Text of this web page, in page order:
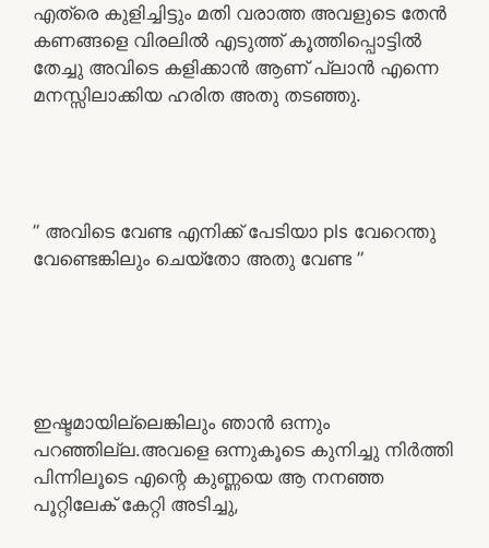
എത്രെ കുളിച്ചിട്ടും മതി വരാത്ത അവളുടെ തേൻ
കണങ്ങളെ വിരലിൽ എടുത്ത് കൂത്തിപ്പൊട്ടിൽ
തേച്ചു അവിടെ കളിക്കാൻ ആണ് പ്ലാൻ എന്നെ
മനസ്സിലാക്കിയ ഹരിത അതു തടഞ്ഞു.
” അവിടെ വേണ്ട എനിക്ക് പേടിയാ pls വേറെന്തു
വേണ്ടെങ്കിലും ചെയ്തോ അതു വേണ്ട ”
ഇഷ്ടമായില്ലെങ്കിലും ഞാൻ ഒന്നും
പറഞ്ഞില്ല.അവളെ ഒന്നുകൂടെ കുനിച്ചു നിർത്തി
പിന്നിലൂടെ എന്റെ കുണ്ണയെ ആ നനഞ്ഞ
പൂറ്റിലേക് കേറ്റി അടിച്ചു,